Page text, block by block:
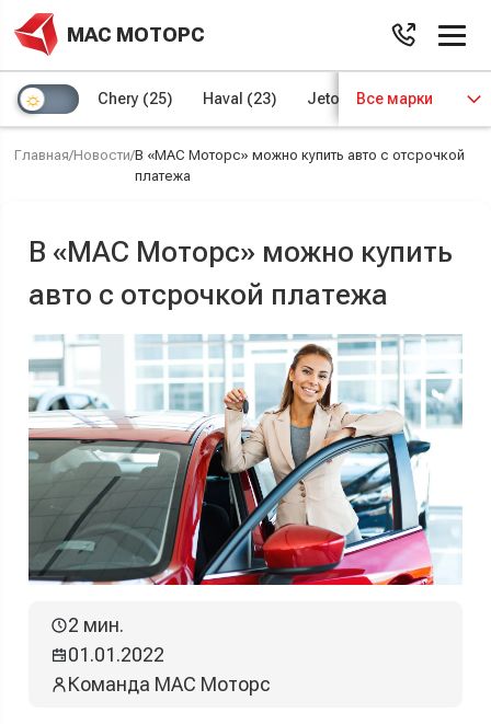
МАС МОТОРС
Chery (25) Haval (23) Jetour (8) Kaiyi (4)
Все марки
Главная/Новости/В «МАС Моторс» можно купить авто с отсрочкой
платежа
В «МАС Моторс» можно купить
авто с отсрочкой платежа
2 мин.
01.01.2022
Команда МАС Моторс